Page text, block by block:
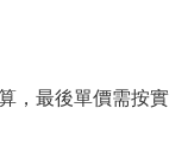
，最後單價需按實